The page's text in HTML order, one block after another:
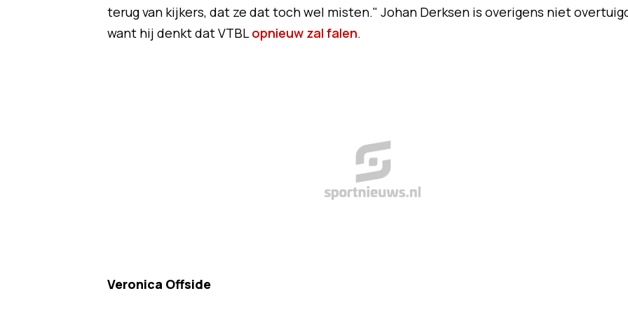
terug van kijkers, dat ze dat toch wel misten." Johan Derksen is overigens niet
want hij denkt dat VTBLopnieuw zal falen.
Veronica Offside